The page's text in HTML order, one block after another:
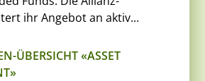
ihr Angebot an aktiv...
ÜBERSICHT «ASSET